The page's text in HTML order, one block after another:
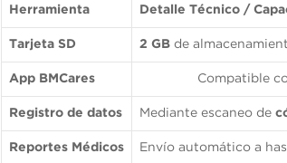
Herramienta Detalle Técnico /
Tarjeta SD 2 GBde
App BMCares Compatible
Registro de datos Mediante escaneo de
Reportes Médicos Envío automático a
aumentas la
ver contenido y
ofertas
personalizados.